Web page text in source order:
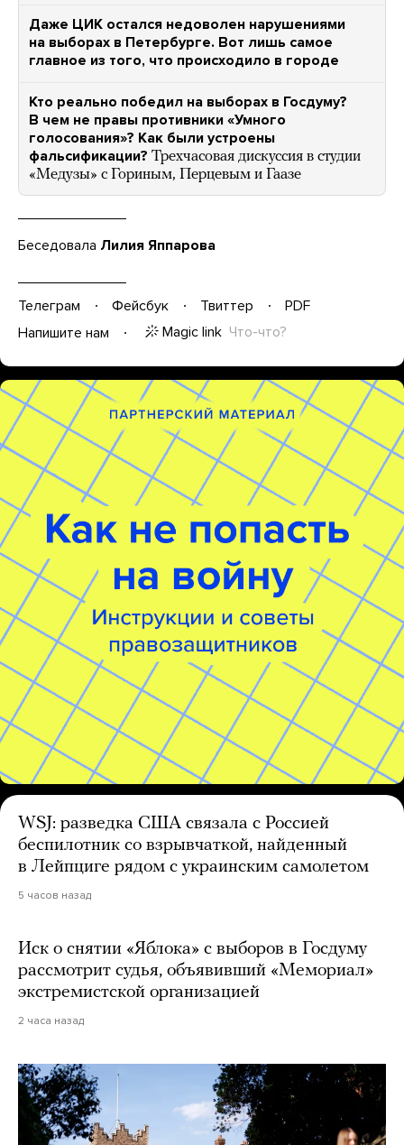
Даже ЦИК остался недоволен нарушениями
на выборах в Петербурге. Вот лишь самое
главное из того, что происходило в городе
Кто реально победил на выборах в Госдуму?
В чем не правы противники «Умного
голосования»? Как были устроены
фальсификации? Трехчасовая дискуссия в студии
«Медузы» с Гориным, Перцевым и Гаазе
Беседовала Лилия Яппарова
Телеграм Фейсбук Твиттер
PDF
Напишите нам
Magic link Что-что?
WSJ: разведка США связала с Россией
беспилотник со взрывчаткой, найденный
в Лейпциге рядом с украинским самолетом
5 часов назад
Иск о снятии «Яблока» с выборов в Госдуму
рассмотрит судья, объявивший «Мемориал»
экстремистской организацией
2 часа назад